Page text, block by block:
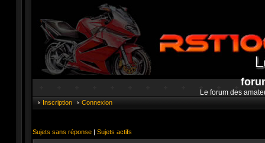
Le forum des
Inscription Connexion
Sujets sans réponse | Sujets actifs